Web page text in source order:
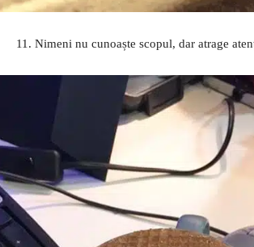
11. Nimeni nu cunoaște scopul, dar atrage